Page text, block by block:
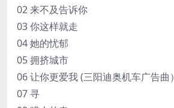
02 来不及告诉你
03 你这样就走
04 她的忧郁
05 拥挤城市
06 让你更爱我 (三阳迪奥机车广告曲）
07 寻